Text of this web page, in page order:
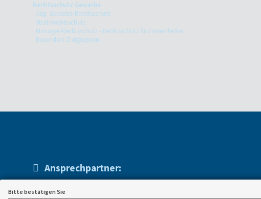
Bitte bestätigen Sie
Rechtsschutz Gewerbe
Allg. Gewerbe-Rechtsschutz
Straf-Rechtsschutz
Manager-Rechtsschutz - Rechtsschutz für Firmenlenker
Besondere Zielgruppen
Ansprechpartner:
Erichstraße 15 a